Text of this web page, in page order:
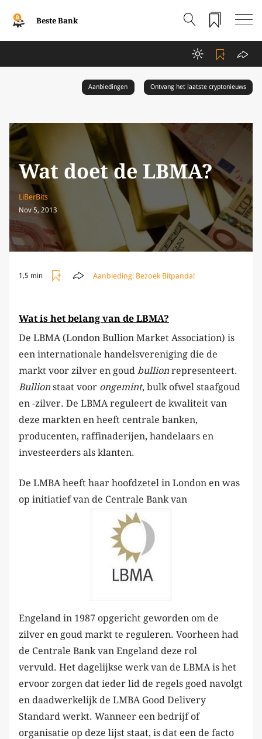
Beste Bank
Aanbiedingen Ontvang het laatste cryptonieuws
Wat doet de LBMA?
LiBerBits
Nov 5, 2013
1,5 min Aanbieding: Bezoek Bitpanda!
Wat is het belang van de LBMA?
De LBMA (London Bullion Market Association) is
een internationale handelsvereniging die de
markt voor zilver en goud bullion representeert.
Bullion staat voor ongemint, bulk ofwel staafgoud
en -zilver. De LBMA reguleert de kwaliteit van
deze markten en heeft centrale banken,
producenten, raffinaderijen, handelaars en
investeerders als klanten.
De LMBA heeft haar hoofdzetel in London en was
op initiatief van de Centrale Bank van
Engeland in 1987 opgericht geworden om de
zilver en goud markt te reguleren. Voorheen had
de Centrale Bank van Engeland deze rol
vervuld. Het dagelijkse werk van de LBMA is het
ervoor zorgen dat ieder lid de regels goed navolgt
en daadwerkelijk de LMBA Good Delivery
Standard werkt. Wanneer een bedrijf of
organisatie op deze lijst staat, is dat een de facto